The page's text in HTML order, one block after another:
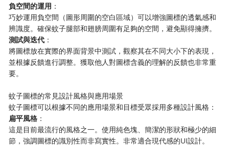
​負空間的運用​ ​：
巧妙運用負空間（圖形周圍的空白區域）可以增強圖標的透氣感和
辨識度。確保蚊子腿部和翅膀周圍有足夠的空間，避免顯得擁擠。
​測試與迭代​ ​：
將圖標放在實際的界面背景中測試，觀察其在不同大小下的表現，
並根據反饋進行調整。獲取他人對圖標含義的理解的反饋也非常重
要。
蚊子圖標的常見設計風格與應用場景
蚊子圖標可以根據不同的應用場景和目標受眾採用多種設計風格：
​扁平風格​ ​：
這是目前最流行的風格之一。使用純色塊、簡潔的形狀和極少的細
節，強調圖標的識別性而非寫實性。非常適合現代感的UI設計。